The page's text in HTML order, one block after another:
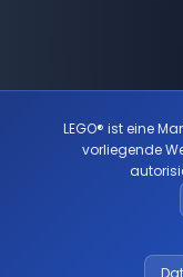
LEGO® ist eine
vorliegende